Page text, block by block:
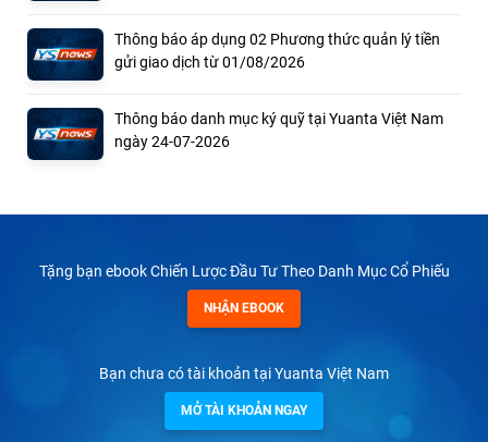
Thông báo áp dụng 02 Phương thức quản lý tiền
gửi giao dịch từ 01/08/2026
Thông báo danh mục ký quỹ tại Yuanta Việt Nam
ngày 24-07-2026
Tặng bạn ebook Chiến Lược Đầu Tư Theo Danh Mục Cổ Phiếu
NHẬN EBOOK
Bạn chưa có tài khoản tại Yuanta Việt Nam
MỞ TÀI KHOẢN NGAY